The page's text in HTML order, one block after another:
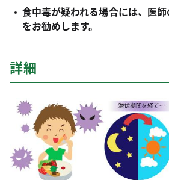
食中毒が疑われる場合には、医
をお勧めします。
詳細